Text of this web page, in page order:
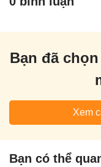
Bạn đã
Xem
Bạn có thể